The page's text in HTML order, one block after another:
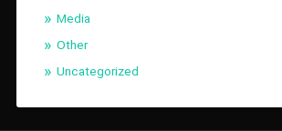
Media
Other
Uncategorized